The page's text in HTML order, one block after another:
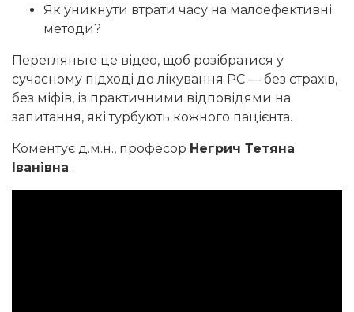
Як уникнути втрати часу на малоефективні
методи?
Перегляньте це відео, щоб розібратися у
сучасному підході до лікування РС — без страхів,
без міфів, із практичними відповідями на
запитання, які турбують кожного пацієнта.
Коментує д.м.н., професор Негрич Тетяна
Іванівна.